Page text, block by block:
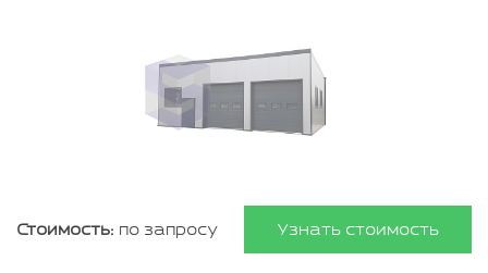
Стоимость: по запросу Узнать стоимость